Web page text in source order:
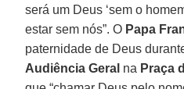
será um Deus ‘sem o
estar sem nós”. O Papa
paternidade de Deus
Audiência Geral na Praça